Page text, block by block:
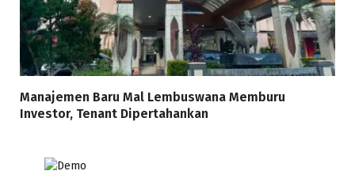
Manajemen Baru Mal Lembuswana Memburu
Investor, Tenant Dipertahankan